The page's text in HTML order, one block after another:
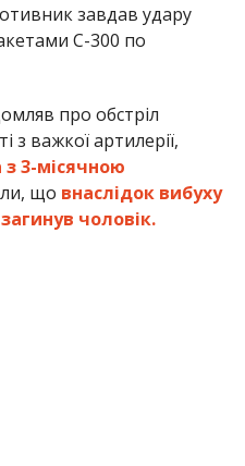
завдав удару
С-300 по
про обстріл
з важкої артилерії,
3-місячною
що внаслідок вибуху
загинув чоловік.